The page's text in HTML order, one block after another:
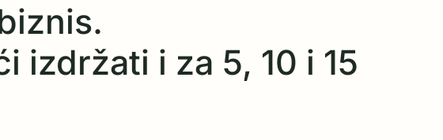
izdržati i za 5, 10 i 15